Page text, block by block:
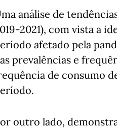
análise de
2021), com vista a
afetado pela
prevalências e
de consumo
outro lado,